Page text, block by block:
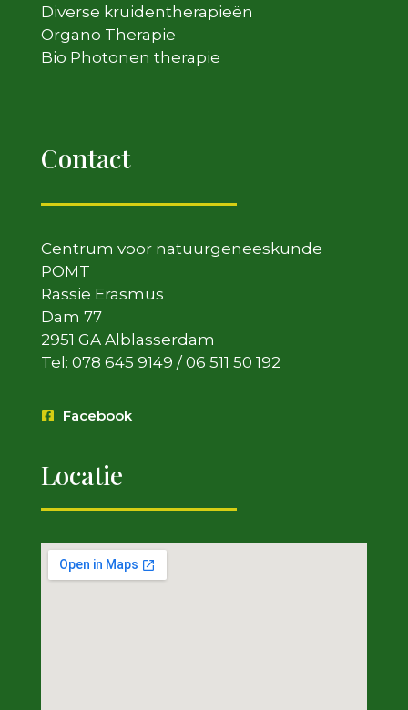
Diverse kruidentherapieën
Organo Therapie
Bio Photonen therapie
Contact
Centrum voor natuurgeneeskunde
POMT
Rassie Erasmus
Dam 77
2951 GA Alblasserdam
Tel: 078 645 9149 / 06 511 50 192
Facebook
Locatie